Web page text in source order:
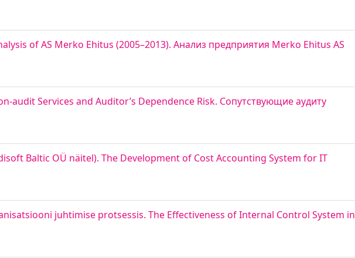
of AS Merko Ehitus (2005–2013). Анализ предприятия Merko Ehitus AS
Services and Auditor’s Dependence Risk. Сопутствующие аудиту
Baltic OÜ näitel). The Development of Cost Accounting System for IT
juhtimise protsessis. The Effectiveness of Internal Control System in